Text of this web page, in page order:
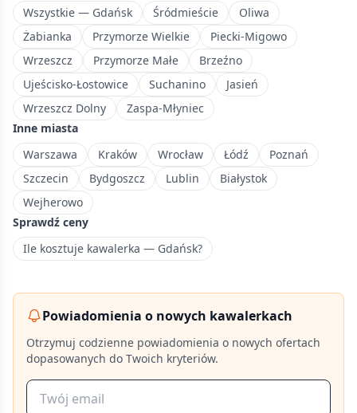
z
przewagą
zabudowy
jednorodzinnej.
Wszystkie — Gdańsk
Śródmieście
Oliwa
Żabianka
Przymorze Wielkie
Piecki-Migowo
Wrzeszcz
Przymorze Małe
Brzeźno
Ujeścisko-Łostowice
Suchanino
Jasień
Wrzeszcz Dolny
Zaspa-Młyniec
Inne miasta
Warszawa
Kraków Wrocław Łódź
Poznań
Szczecin
Bydgoszcz Lublin
Białystok
Wejherowo
Sprawdź ceny
Ile kosztuje kawalerka — Gdańsk?
Powiadomienia o nowych kawalerkach
Otrzymuj codzienne powiadomienia o nowych ofertach
dopasowanych do Twoich kryteriów.